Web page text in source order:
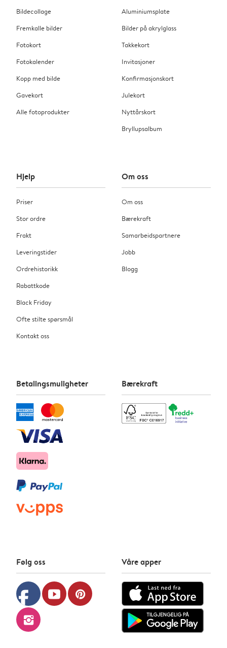
Bildecollage
Fremkalle bilder
Fotokort
Fotokalender
Kopp med bilde
Gavekort
Alle fotoprodukter
Aluminiumsplate
Bilder på akrylglass
Takkekort
Invitasjoner
Konfirmasjonskort
Julekort
Nyttårskort
Bryllupsalbum
Hjelp
Priser
Stor ordre
Frakt
Leveringstider
Ordrehistorikk
Rabattkode
Black Friday
Ofte stilte spørsmål
Kontakt oss
Om oss
Om oss
Bærekraft
Samarbeidspartnere
Jobb
Blogg
Betalingsmuligheter Bærekraft
Følg oss
facebook youtube pinterest
instagram
Våre apper